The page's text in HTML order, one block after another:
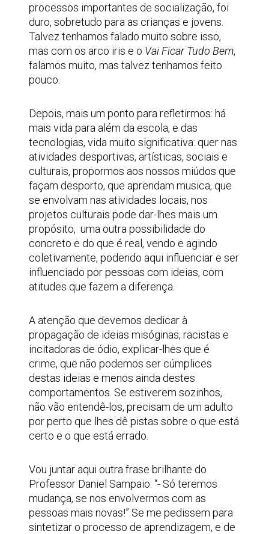
processos importantes de socialização, foi
duro, sobretudo para as crianças e jovens.
Talvez tenhamos falado muito sobre isso,
mas com os arco iris e o Vai Ficar Tudo Bem,
falamos muito, mas talvez tenhamos feito
pouco.
Depois, mais um ponto para refletirmos: há
mais vida para além da escola, e das
tecnologias, vida muito significativa: quer nas
atividades desportivas, artísticas, sociais e
culturais, propormos aos nossos miúdos que
façam desporto, que aprendam musica, que
se envolvam nas atividades locais, nos
projetos culturais pode dar-lhes mais um
propósito, uma outra possibilidade do
concreto e do que é real, vendo e agindo
coletivamente, podendo aqui influenciar e ser
influenciado por pessoas com ideias, com
atitudes que fazem a diferença.
A atenção que devemos dedicar à
propagação de ideias misóginas, racistas e
incitadoras de ódio, explicar-lhes que é
crime, que não podemos ser cúmplices
destas ideias e menos ainda destes
comportamentos. Se estiverem sozinhos,
não vão entendê-los, precisam de um adulto
por perto que lhes dê pistas sobre o que está
certo e o que está errado.
Vou juntar aqui outra frase brilhante do
Professor Daniel Sampaio: “- Só teremos
mudança, se nos envolvermos com as
pessoas mais novas!” Se me pedissem para
sintetizar o processo de aprendizagem, e de